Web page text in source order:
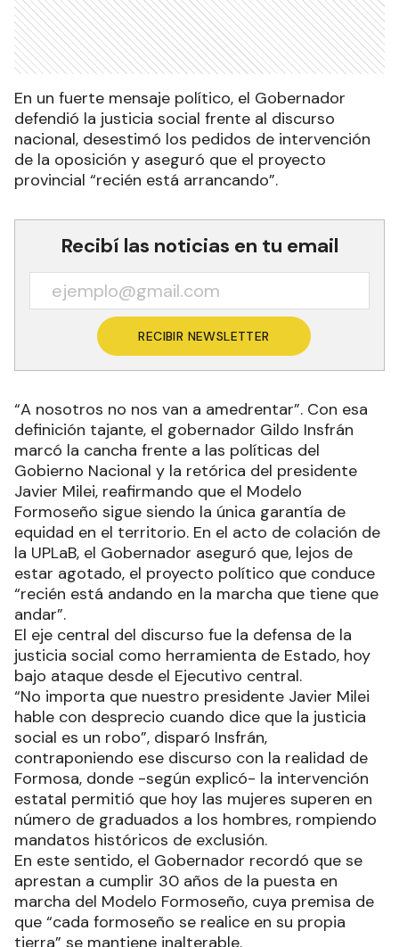
En un fuerte mensaje político, el Gobernador
defendió la justicia social frente al discurso
nacional, desestimó los pedidos de intervención
de la oposición y aseguró que el proyecto
provincial “recién está arrancando”.
Recibí las noticias en tu email
RECIBIR NEWSLETTER
“A nosotros no nos van a amedrentar”. Con esa
definición tajante, el gobernador Gildo Insfrán
marcó la cancha frente a las políticas del
Gobierno Nacional y la retórica del presidente
Javier Milei, reafirmando que el Modelo
Formoseño sigue siendo la única garantía de
equidad en el territorio. En el acto de colación de
la UPLaB, el Gobernador aseguró que, lejos de
estar agotado, el proyecto político que conduce
“recién está andando en la marcha que tiene que
andar”.
El eje central del discurso fue la defensa de la
justicia social como herramienta de Estado, hoy
bajo ataque desde el Ejecutivo central.
“No importa que nuestro presidente Javier Milei
hable con desprecio cuando dice que la justicia
social es un robo”, disparó Insfrán,
contraponiendo ese discurso con la realidad de
Formosa, donde -según explicó- la intervención
estatal permitió que hoy las mujeres superen en
número de graduados a los hombres, rompiendo
mandatos históricos de exclusión.
En este sentido, el Gobernador recordó que se
aprestan a cumplir 30 años de la puesta en
marcha del Modelo Formoseño, cuya premisa de
que “cada formoseño se realice en su propia
tierra” se mantiene inalterable.